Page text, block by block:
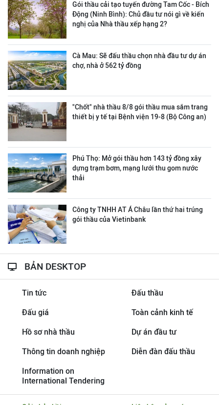
Gói thầu cải tạo tuyến đường Tam Cốc - Bích
Động (Ninh Bình): Chủ đầu tư nói gì về kiến
nghị của Nhà thầu xếp hạng 2?
Cà Mau: Sẽ đấu thầu chọn nhà đầu tư dự án
chợ, nhà ở 562 tỷ đồng
"Chốt" nhà thầu 8/8 gói thầu mua sắm trang
thiết bị y tế tại Bệnh viện 19-8 (Bộ Công an)
Phú Thọ: Mở gói thầu hơn 143 tỷ đồng xây
dựng trạm bơm, mạng lưới thu gom nước
thải
Công ty ΤΝΗΗ ΑΤ Á Châu lần thứ hai trúng
gói thầu của Vietinbank
BẢN DESKTOP
Tin tức Đấu thầu
Đấu giá Toàn cảnh kinh tế
Hồ sơ nhà thầu Dự án đầu tư
Thông tin doanh nghiệp Diễn đàn đấu thầu
Information on
International Tendering